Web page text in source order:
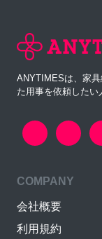
ANYTIMESは、家
た用事を依頼したい
COMPANY
会社概要
利用規約